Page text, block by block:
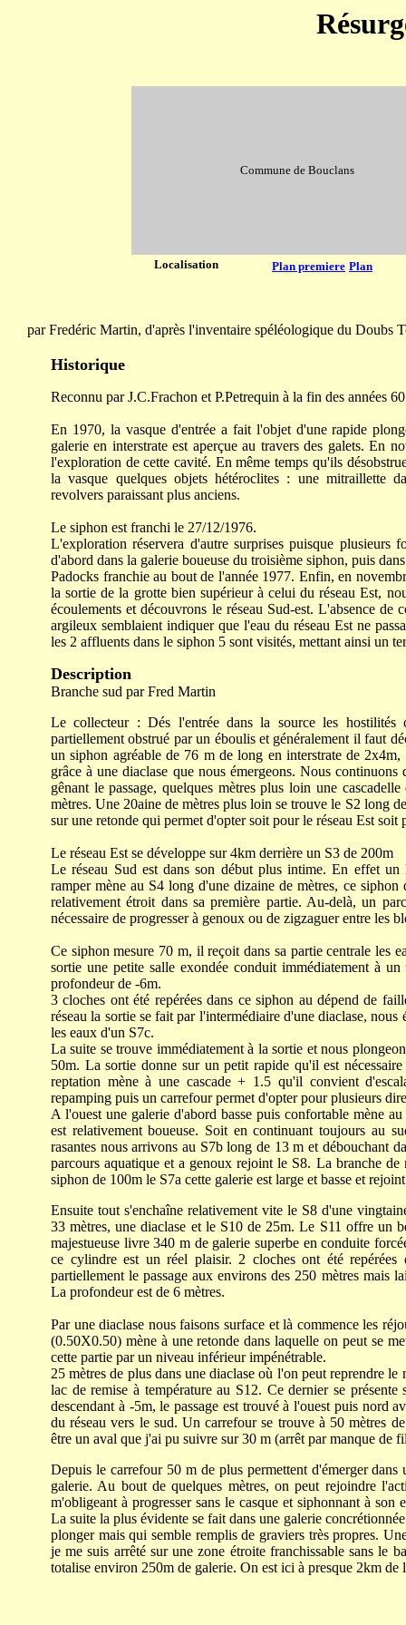
Commune de Bouclans
Localisation Plan premiere Plan
par Fredéric Martin, d'après l'inventaire spéléologique du Doubs
Historique
Reconnu par J.C.Frachon et P.Petrequin à la fin des années
En 1970, la vasque d'entrée a fait l'objet d'une rapide
galerie en interstrate est aperçue au travers des galets. En
l'exploration de cette cavité. En même temps qu'ils
la vasque quelques objets hétéroclites : une mitraillette
revolvers paraissant plus anciens.
Le siphon est franchi le 27/12/1976.
L'exploration réservera d'autre surprises puisque plusieurs
d'abord dans la galerie boueuse du troisième siphon, puis
Padocks franchie au bout de l'année 1977. Enfin, en
la sortie de la grotte bien supérieur à celui du réseau Est,
écoulements et découvrons le réseau Sud-est. L'absence de
argileux semblaient indiquer que l'eau du réseau Est ne
les 2 affluents dans le siphon 5 sont visités, mettant ainsi un
Description
Branche sud par Fred Martin
Le collecteur : Dés l'entrée dans la source les hostilités
partiellement obstrué par un éboulis et généralement il faut
un siphon agréable de 76 m de long en interstrate de
grâce à une diaclase que nous émergeons. Nous
gênant le passage, quelques mètres plus loin une
mètres. Une 20aine de mètres plus loin se trouve le S2 long
sur une retonde qui permet d'opter soit pour le réseau Est soit
Le réseau Est se développe sur 4km derrière un S3 de 200m
Le réseau Sud est dans son début plus intime. En effet
ramper mène au S4 long d'une dizaine de mètres, ce
relativement étroit dans sa première partie. Au-delà, un
nécessaire de progresser à genoux ou de zigzaguer entre les
Ce siphon mesure 70 m, il reçoit dans sa partie centrale les
sortie une petite salle exondée conduit immédiatement à
profondeur de -6m.
3 cloches ont été repérées dans ce siphon au dépend de
réseau la sortie se fait par l'intermédiaire d'une diaclase,
les eaux d'un S7c.
La suite se trouve immédiatement à la sortie et nous
50m. La sortie donne sur un petit rapide qu'il est
reptation mène à une cascade + 1.5 qu'il convient
repamping puis un carrefour permet d'opter pour plusieurs
A l'ouest une galerie d'abord basse puis confortable mène
est relativement boueuse. Soit en continuant toujours au
rasantes nous arrivons au S7b long de 13 m et débouchant
parcours aquatique et a genoux rejoint le S8. La branche
siphon de 100m le S7a cette galerie est large et basse et
Ensuite tout s'enchaîne relativement vite le S8 d'une
33 mètres, une diaclase et le S10 de 25m. Le S11 offre un
majestueuse livre 340 m de galerie superbe en conduite
ce cylindre est un réel plaisir. 2 cloches ont été repérées
partiellement le passage aux environs des 250 mètres mais
La profondeur est de 6 mètres.
Par une diaclase nous faisons surface et là commence les
(0.50X0.50) mène à une retonde dans laquelle on peut se
cette partie par un niveau inférieur impénétrable.
25 mètres de plus dans une diaclase où l'on peut reprendre
lac de remise à température au S12. Ce dernier se
descendant à -5m, le passage est trouvé à l'ouest puis nord
du réseau vers le sud. Un carrefour se trouve à 50 mètres
être un aval que j'ai pu suivre sur 30 m (arrêt par manque de
Depuis le carrefour 50 m de plus permettent d'émerger dans
galerie. Au bout de quelques mètres, on peut rejoindre
m'obligeant à progresser sans le casque et siphonnant à son
La suite la plus évidente se fait dans une galerie
plonger mais qui semble remplis de graviers très propres.
je me suis arrêté sur une zone étroite franchissable sans le
totalise environ 250m de galerie. On est ici à presque 2km de